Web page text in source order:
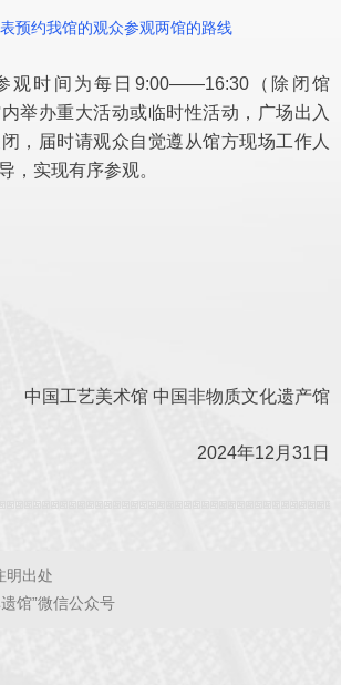
预约我馆的观众参观两馆的路线
观时间为每日9:00——16:30（除闭馆
举办重大活动或临时性活动，广场出入
，届时请观众自觉遵从馆方现场工作人
，实现有序参观。
中国工艺美术馆 中国非物质文化遗产馆
2024年12月31日
明出处
馆”微信公众号